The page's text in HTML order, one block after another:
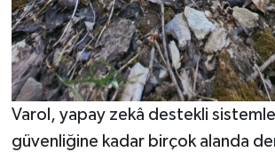
Varol, yapay zekâ destekli
güvenliğine kadar birçok alanda